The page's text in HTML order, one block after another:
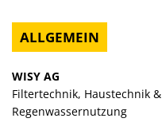
ALLGEMEIN
WISY AG
Filtertechnik, Haustechnik &
Regenwassernutzung